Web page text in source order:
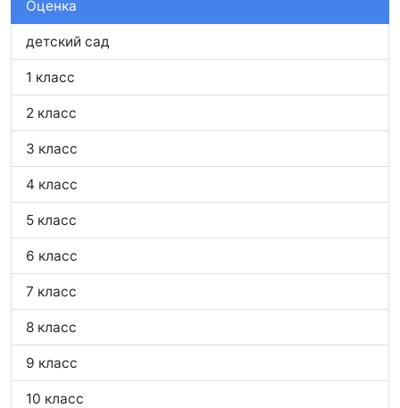
Оценка
детский сад
1 класс
2 класс
3 класс
4 класс
5 класс
6 класс
7 класс
8 класс
9 класс
10 класс